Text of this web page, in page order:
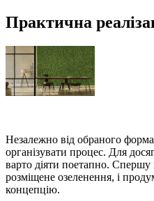
Практична
Незалежно від обраного
організувати процес. Для
варто діяти поетапно. Спершу
розміщене озеленення, і
концепцію.